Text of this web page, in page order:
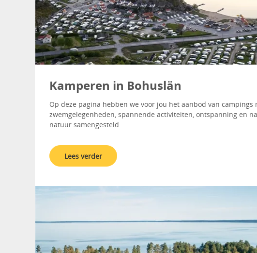
Kamperen in Bohuslän
Op deze pagina hebben we voor jou het aanbod van campings
zwemgelegenheden, spannende activiteiten, ontspanning en
natuur samengesteld.
Lees verder